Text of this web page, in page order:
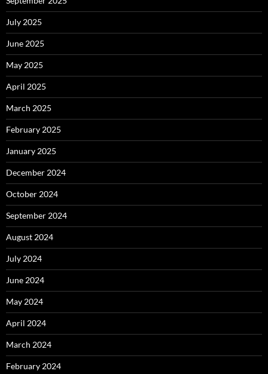
July 2025
June 2025
May 2025
April 2025
March 2025
February 2025
January 2025
December 2024
October 2024
September 2024
August 2024
July 2024
June 2024
May 2024
April 2024
March 2024
February 2024